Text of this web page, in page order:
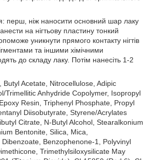
перш, ніж наносити основний шар лаку
на нігтьову пластину тонкий
уникнути прямого контакту нігтів
та іншими хімічними
до складу лаку. Потім нанесіть 1-2
Butyl Acetate, Nitrocellulose, Adipic
Trimellitic Anhydride Copolymer, Isopropyl
Resin, Triphenyl Phosphate, Propyl
Diisobutyrate, Styrene/Acrylates
Citrate, N-Butyl Alcohol, Stearalkonium
Bentonite, Silica, Mica,
Benzophenone-1, Polyvinyl
Trimethylsiloxysilicate May